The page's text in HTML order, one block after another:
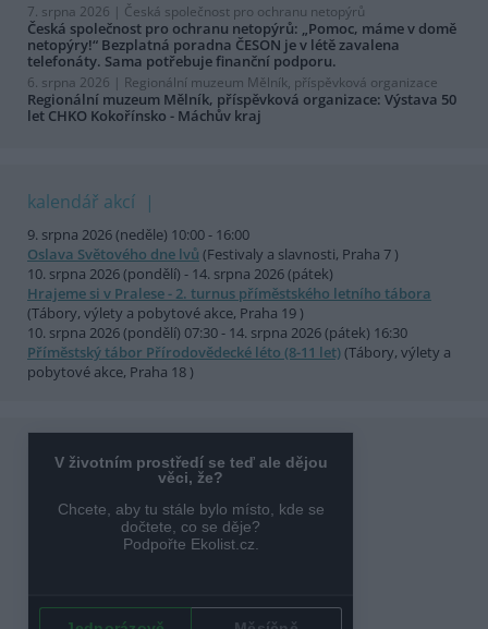
7. srpna 2026 | Česká společnost pro ochranu netopýrů
Česká společnost pro ochranu netopýrů: „Pomoc, máme v domě
netopýry!“ Bezplatná poradna ČESON je v létě zavalena
telefonáty. Sama potřebuje finanční podporu.
6. srpna 2026 | Regionální muzeum Mělník, příspěvková organizace
Regionální muzeum Mělník, příspěvková organizace: Výstava 50
let CHKO Kokořínsko - Máchův kraj
kalendář akcí
9. srpna 2026 (neděle) 10:00 - 16:00
Oslava Světového dne lvů (Festivaly a slavnosti, Praha 7 )
10. srpna 2026 (pondělí) - 14. srpna 2026 (pátek)
Hrajeme si v Pralese - 2. turnus příměstského letního tábora
(Tábory, výlety a pobytové akce, Praha 19 )
10. srpna 2026 (pondělí) 07:30 - 14. srpna 2026 (pátek) 16:30
Příměstský tábor Přírodovědecké léto (8-11 let)(Tábory, výlety a
pobytové akce, Praha 18 )